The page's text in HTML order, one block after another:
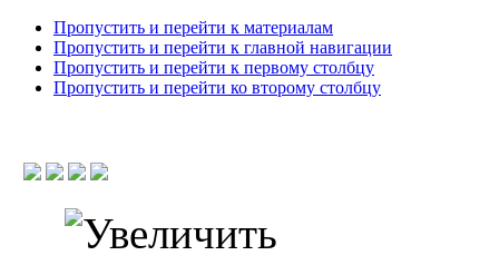
Пропустить и перейти к материалам
Пропустить и перейти к главной навигации
Пропустить и перейти к первому столбцу
Пропустить и перейти ко второму столбцу